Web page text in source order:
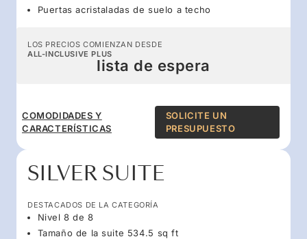
Puertas acristaladas de suelo a techo
LOS PRECIOS COMIENZAN DESDE
ALL-INCLUSIVE PLUS
lista de espera
COMODIDADES Y
CARACTERÍSTICAS
SOLICITE UN
PRESUPUESTO
SILVER SUITE
DESTACADOS DE LA CATEGORÍA
Nivel 8 de 8
Tamaño de la suite 534.5 sq ft